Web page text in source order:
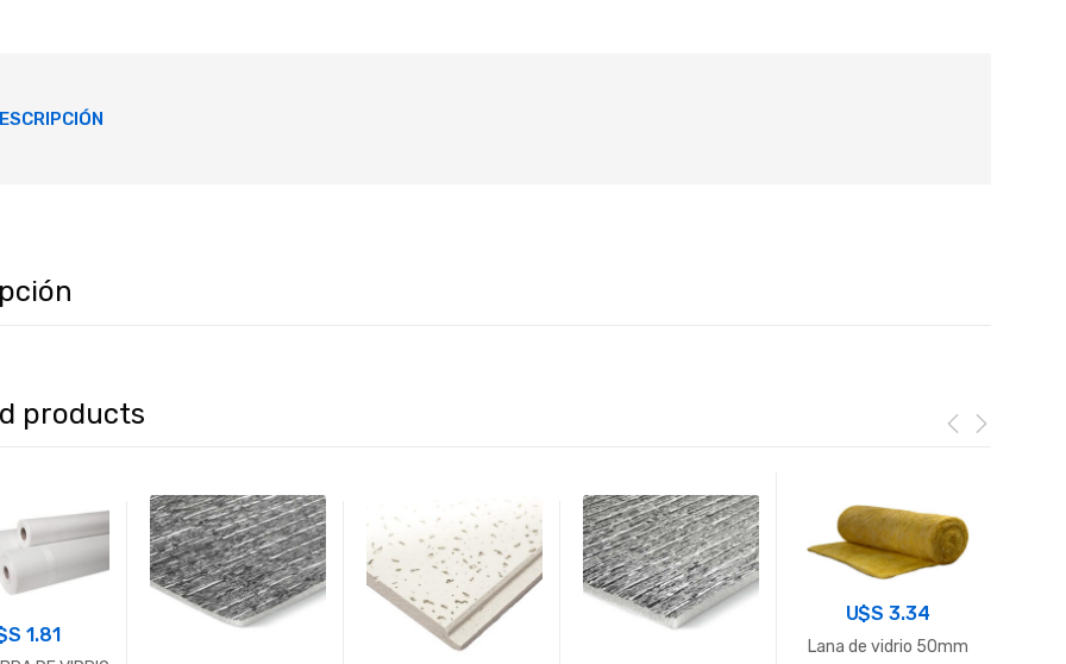
products
1.81
U$S 3.34
Lana de vidrio 50mm